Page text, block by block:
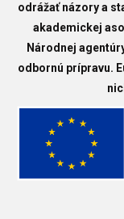
odrážať názory a
akademickej
Národnej
odbornú prípravu.